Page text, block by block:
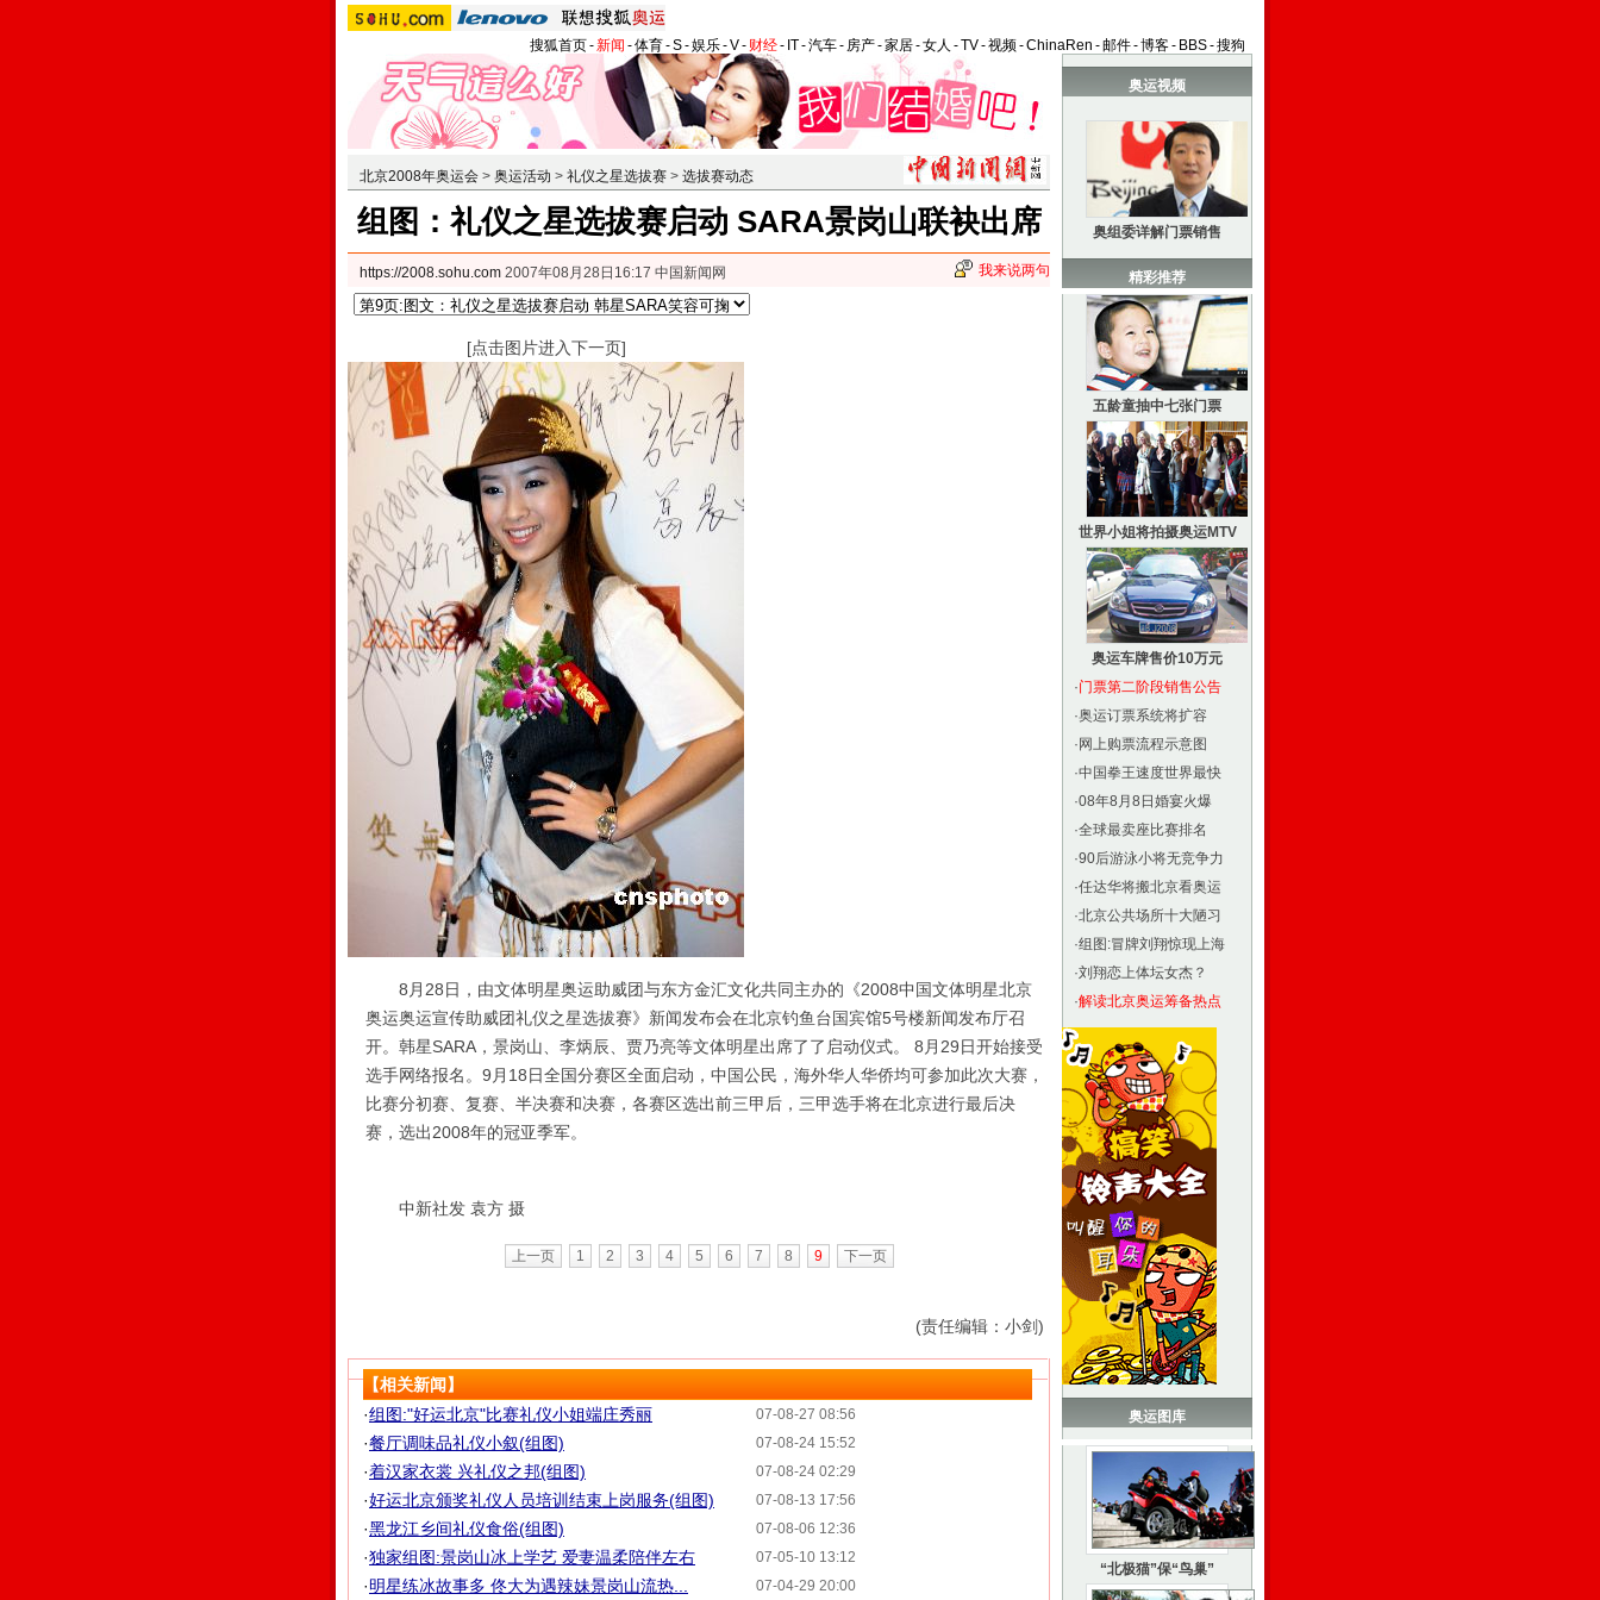
搜狐首页-新闻 -体育-S-娱乐-V- 财经- IT-汽车- 房产-家居-女人 -TV-视频-ChinaRen -邮件-博客- BBS-搜狗
北京2008年奥运会 > 奥运活动 > 礼仪之星选拔赛 > 选拔赛动态
组图：礼仪之星选拔赛启动 SARA景岗山联袂出席
https://2008.sohu.com 2007年08月28日16:17 中国新闻网 我来说两句
[点击图片进入下一页]
8月28日，由文体明星奥运助威团与东方金汇文化共同主办的《2008中国文体明星北京
奥运奥运宣传助威团礼仪之星选拔赛》新闻发布会在北京钓鱼台国宾馆5号楼新闻发布厅召
开。韩星SARA，景岗山、李炳辰、贾乃亮等文体明星出席了了启动仪式。 8月29日开始接受
选手网络报名。9月18日全国分赛区全面启动，中国公民，海外华人华侨均可参加此次大赛，
比赛分初赛、复赛、半决赛和决赛，各赛区选出前三甲后，三甲选手将在北京进行最后决
赛，选出2008年的冠亚季军。
中新社发 袁方 摄
上一页 1 2 3 4 5 6 7 8 9 下一页
(责任编辑：小剑)
【相关新闻】
07-08-27 08:56
·组图:"好运北京"比赛礼仪小姐端庄秀丽
07-08-24 15:52
·餐厅调味品礼仪小叙(组图)
07-08-24 02:29
·着汉家衣裳 兴礼仪之邦(组图)
07-08-13 17:56
·好运北京颁奖礼仪人员培训结束上岗服务(组图)
07-08-06 12:36
·黑龙江乡间礼仪食俗(组图)
07-05-10 13:12
·独家组图:景岗山冰上学艺 爱妻温柔陪伴左右
07-04-29 20:00
·明星练冰故事多 佟大为遇辣妹景岗山流热...
奥运视频
奥组委详解门票销售
精彩推荐
五龄童抽中七张门票
世界小姐将拍摄奥运MTV
奥运车牌售价10万元
·门票第二阶段销售公告
·奥运订票系统将扩容
· 网上购票流程示意图
·中国拳王速度世界最快
·08年8月8日婚宴火爆
·全球最卖座比赛排名
·90后游泳小将无竞争力
·任达华将搬北京看奥运
·北京公共场所十大陋习
·组图:冒牌刘翔惊现上海
·刘翔恋上体坛女杰？
·解读北京奥运筹备热点
奥运图库
“北极猫”保“鸟巢”